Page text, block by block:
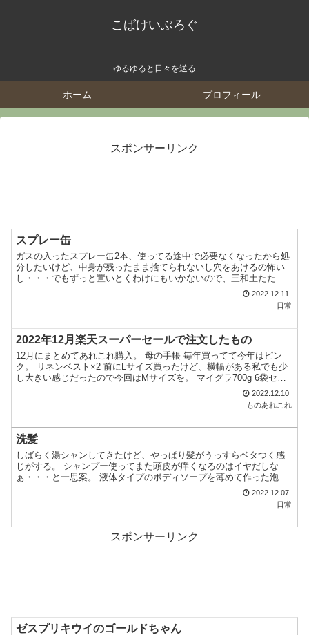
こばけいぶろぐ
ゆるゆると日々を送る
ホーム プロフィール
スポンサーリンク
スプレー缶
ガスの入ったスプレー缶2本、使ってる途中で必要なくなったから処
分したいけど、中身が残ったまま捨てられないし穴をあけるの怖い
し・・・でもずっと置いとくわけにもいかないので、三和土たたき
のところで1日数回プシュプシュして地道に中身を空からにして...
2022.12.11
日常
2022年12月楽天スーパーセールで注文したもの
12月にまとめてあれこれ購入。 母の手帳 毎年買ってて今年はピン
ク。 リネンベスト×2 前にLサイズ買ったけど、横幅がある私でも少
し大きい感じだったので今回はMサイズを。 マイグラ700g 6袋セッ
2022.12.10
ものあれこれ
洗髪
しばらく湯シャンしてきたけど、やっぱり髪がうっすらベタつく感
じがする。 シャンプー使ってまた頭皮が痒くなるのはイヤだしな
ぁ・・・と一思案。 液体タイプのボディソープを薄めて作った泡の
ボディソープを使う事にした。 泡をなるべく髪だけに馴染ませ...
2022.12.07
日常
スポンサーリンク
ゼスプリキウイのゴールドちゃん